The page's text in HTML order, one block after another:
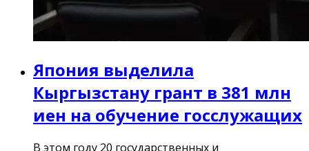
Япония выделила
Кыргызстану грант в 381 млн
иен на обучение госслужащих
В этом году 20 государственных и